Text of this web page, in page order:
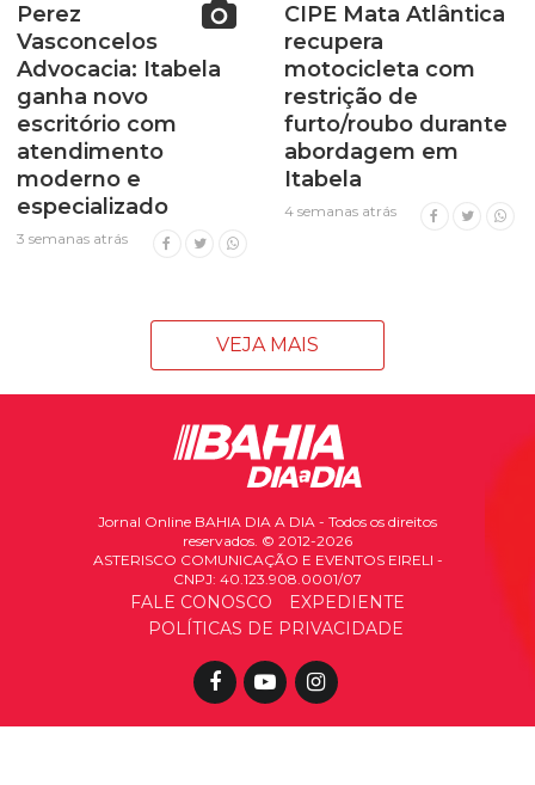
Perez
Vasconcelos
Advocacia: Itabela
ganha novo
escritório com
atendimento
moderno e
especializado
3 semanas atrás
CIPE Mata Atlântica
recupera
motocicleta com
restrição de
furto/roubo durante
abordagem em
Itabela
4 semanas atrás
VEJA MAIS
Jornal Online BAHIA DIA A DIA - Todos os direitos
reservados. © 2012-2026
ASTERISCO COMUNICAÇÃO E EVENTOS EIRELI -
CNPJ: 40.123.908.0001/07
FALE CONOSCO
EXPEDIENTE
POLÍTICAS DE PRIVACIDADE